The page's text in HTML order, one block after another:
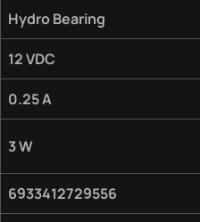
Hydro Bearing
12 VDC
0.25 A
3 W
6933412729556